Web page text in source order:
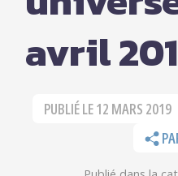
avril
PUBLIÉ LE12 MARS 2019